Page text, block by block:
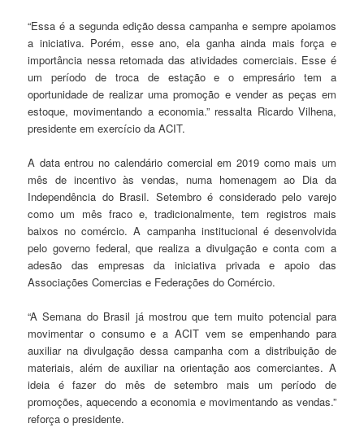
“Essa é a segunda edição dessa campanha e sempre apoiamos
a iniciativa. Porém, esse ano, ela ganha ainda mais força e
importância nessa retomada das atividades comerciais. Esse é
um período de troca de estação e o empresário tem a
oportunidade de realizar uma promoção e vender as peças em
estoque, movimentando a economia.” ressalta Ricardo Vilhena,
presidente em exercício da ACIT.
A data entrou no calendário comercial em 2019 como mais um
mês de incentivo às vendas, numa homenagem ao Dia da
Independência do Brasil. Setembro é considerado pelo varejo
como um mês fraco e, tradicionalmente, tem registros mais
baixos no comércio. A campanha institucional é desenvolvida
pelo governo federal, que realiza a divulgação e conta com a
adesão das empresas da iniciativa privada e apoio das
Associações Comercias e Federações do Comércio.
“A Semana do Brasil já mostrou que tem muito potencial para
movimentar o consumo e a ACIT vem se empenhando para
auxiliar na divulgação dessa campanha com a distribuição de
materiais, além de auxiliar na orientação aos comerciantes. A
ideia é fazer do mês de setembro mais um período de
promoções, aquecendo a economia e movimentando as vendas.”
reforça o presidente.